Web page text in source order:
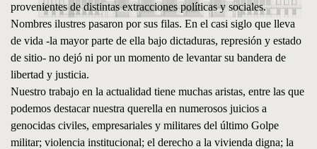
provenientes de distintas extracciones políticas y sociales.
Nombres ilustres pasaron por sus filas. En el casi siglo que lleva
de vida -la mayor parte de ella bajo dictaduras, represión y estado
de sitio- no dejó ni por un momento de levantar su bandera de
libertad y justicia.
Nuestro trabajo en la actualidad tiene muchas aristas, entre las que
podemos destacar nuestra querella en numerosos juicios a
genocidas civiles, empresariales y militares del último Golpe
militar; violencia institucional; el derecho a la vivienda digna; la